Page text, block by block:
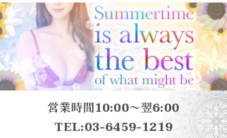
営業時間10:00～翌6:00
TEL:03-6459-1219